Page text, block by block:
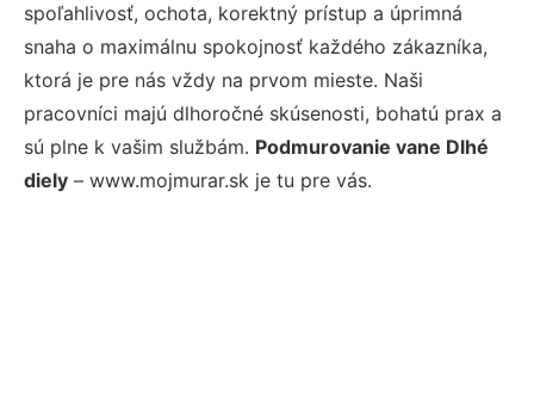
spoľahlivosť, ochota, korektný prístup a úprimná
snaha o maximálnu spokojnosť každého zákazníka,
ktorá je pre nás vždy na prvom mieste. Naši
pracovníci majú dlhoročné skúsenosti, bohatú prax a
sú plne k vašim službám. Podmurovanie vane Dlhé
diely – www.mojmurar.sk je tu pre vás.